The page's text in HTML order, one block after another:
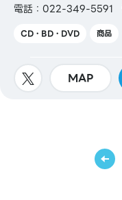
電話：022-349-5591
CD・BD・DVD 商品
MAP